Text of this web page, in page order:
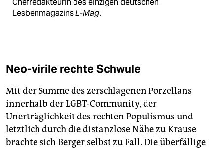
LesbenmagazinsL-Mag.
Neo-virile rechte Schwule
Mit der Summe des zerschlagenen Porzellans
innerhalb der LGBT-Community, der
Unerträglichkeit des rechten Populismus und
letztlich durch die distanzlose Nähe zu Krause
brachte sich Berger selbst zu Fall. Die überfällige